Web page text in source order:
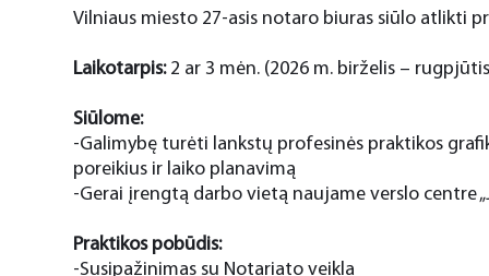
Vilniaus miesto 27-asis notaro biuras siūlo atlikti
Laikotarpis: 2 ar 3 mėn. (2026 m. birželis –
Siūlome:
-Galimybę turėti lankstų profesinės praktikos
poreikius ir laiko planavimą
-Gerai įrengtą darbo vietą naujame verslo centre
Praktikos pobūdis:
-Susipažinimas su Notariato veikla